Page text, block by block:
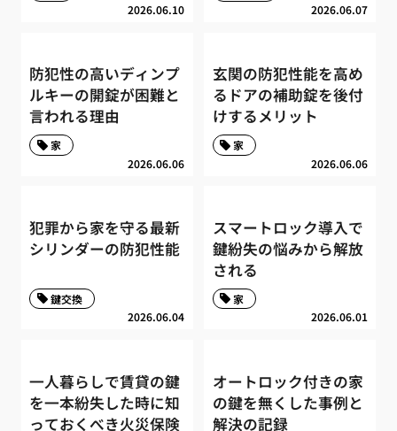
2026.06.10 2026.06.07
防犯性の高いディンプ
ルキーの開錠が困難と
言われる理由
2026.06.06
家
玄関の防犯性能を高め
るドアの補助錠を後付
けするメリット
2026.06.06
家
犯罪から家を守る最新
シリンダーの防犯性能
2026.06.04
鍵交換
スマートロック導入で
鍵紛失の悩みから解放
される
2026.06.01
家
一人暮らしで賃貸の鍵
を一本紛失した時に知
っておくべき火災保険
オートロック付きの家
の鍵を無くした事例と
解決の記録